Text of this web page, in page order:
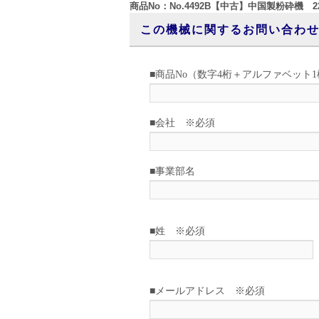
商品No：No.4492B【中古】中国製粉砕機
この機械に関するお問い合わせ